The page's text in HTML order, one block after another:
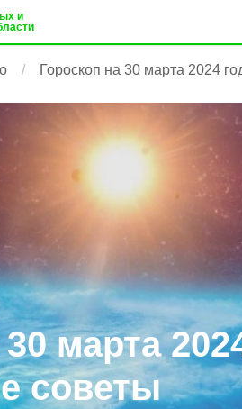
и
Гороскоп на 30 марта 2024
марта
советы